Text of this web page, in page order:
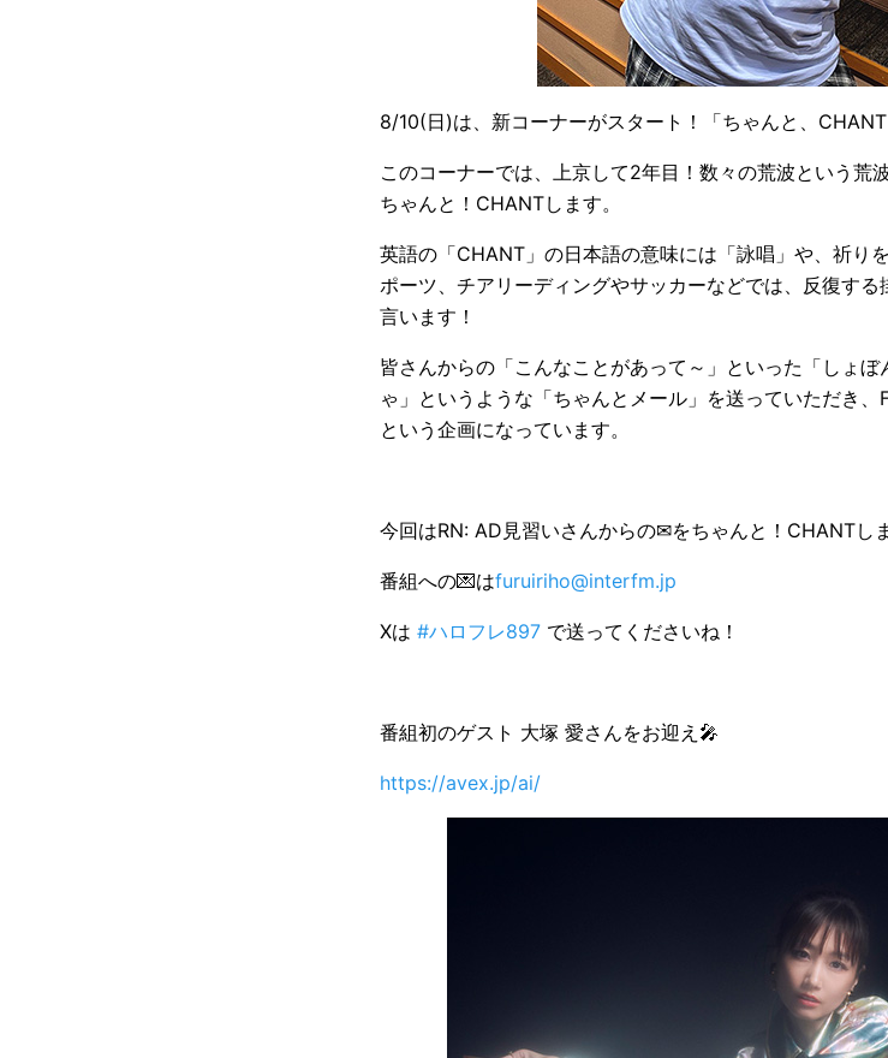
8/10(日)は、新コーナーがスタート！「ちゃんと、
このコーナーでは、上京して2年目！数々の荒波という荒
ちゃんと！CHANTします。
英語の「CHANT」の日本語の意味には「詠唱」や、祈り
ポーツ、チアリーディングやサッカーなどでは、反復す
言います！
皆さんからの「こんなことがあって～」といった「しょ
ゃ」というような「ちゃんとメール」を送っていただき
という企画になっています。
今回はRN: AD見習いさんからの✉をちゃんと！CHANTし
番組への💌はfuruiriho@interfm.jp
Xは #ハロフレ897 で送ってくださいね！
番組初のゲスト 大塚 愛さんをお迎え🎤
https://avex.jp/ai/